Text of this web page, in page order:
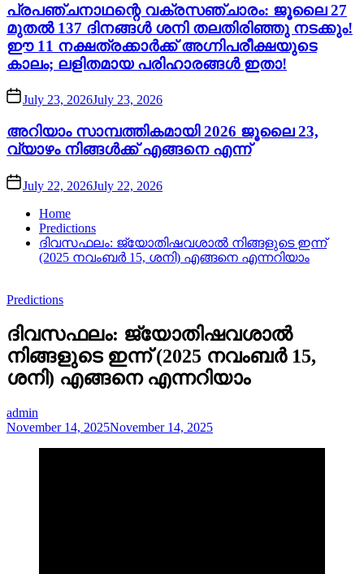
പ്രപഞ്ചനാഥന്റെ വക്രസഞ്ചാരം: ജൂലൈ 27
മുതൽ 137 ദിനങ്ങൾ ശനി തലതിരിഞ്ഞു നടക്കും!
ഈ 11 നക്ഷത്രക്കാർക്ക് അഗ്നിപരീക്ഷയുടെ
കാലം; ലളിതമായ പരിഹാരങ്ങൾ ഇതാ!
July 23, 2026July 23, 2026
അറിയാം സാമ്പത്തികമായി 2026 ജൂലൈ 23,
വ്യാഴം നിങ്ങൾക്ക് എങ്ങനെ എന്ന്
July 22, 2026July 22, 2026
Home
Predictions
ദിവസഫലം: ജ്യോതിഷവശാൽ നിങ്ങളുടെ ഇന്ന്‌
(2025 നവംബർ 15, ശനി) എങ്ങനെ എന്നറിയാം
Predictions
ദിവസഫലം: ജ്യോതിഷവശാൽ
നിങ്ങളുടെ ഇന്ന്‌ (2025 നവംബർ 15,
ശനി) എങ്ങനെ എന്നറിയാം
admin
November 14, 2025November 14, 2025